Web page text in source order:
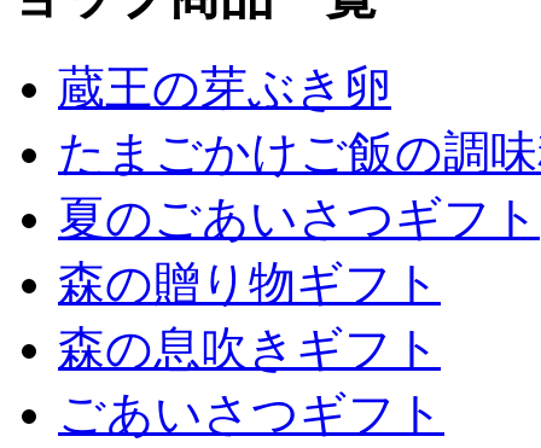
蔵王の芽ぶき卵
たまごかけご飯の調
夏のごあいさつギフト
森の贈り物ギフト
森の息吹きギフト
ごあいさつギフト